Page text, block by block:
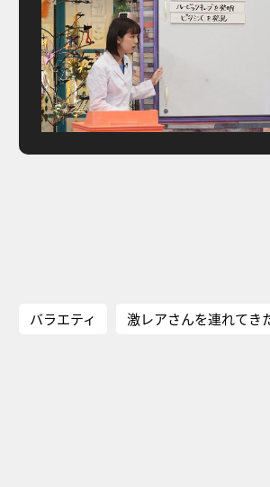
バラエティ 激レアさんを連れてき